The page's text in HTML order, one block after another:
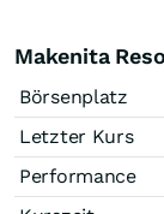
Makenita
Börsenplatz
Letzter Kurs
Performance